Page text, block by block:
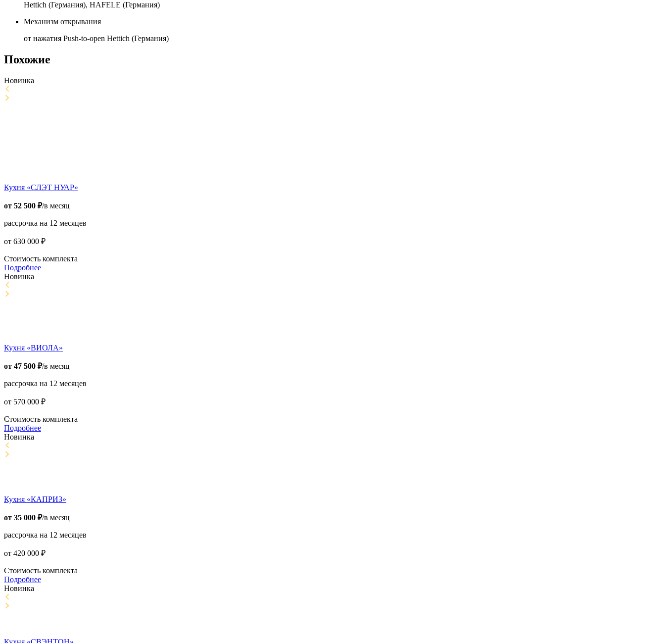
Hettich (Германия), HAFELE (Германия)
Механизм открывания
от нажатия Push-to-open Hettich (Германия)
Похожие
Новинка
Кухня «СЛЭТ НУАР»
от 52 500 ₽/в месяц
рассрочка на 12 месяцев
от 630 000 ₽
Стоимость комплекта
Подробнее
Новинка
Кухня «ВИОЛА»
от 47 500 ₽/в месяц
рассрочка на 12 месяцев
от 570 000 ₽
Стоимость комплекта
Подробнее
Новинка
Кухня «КАПРИЗ»
от 35 000 ₽/в месяц
рассрочка на 12 месяцев
от 420 000 ₽
Стоимость комплекта
Подробнее
Новинка